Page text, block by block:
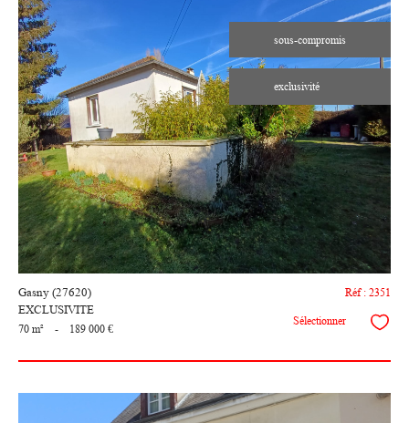
sous-compromis
exclusivité
voir le
bien
Gasny (27620)
EXCLUSIVITE
Réf : 2351
70 m² - 189 000 €
Sélectionner